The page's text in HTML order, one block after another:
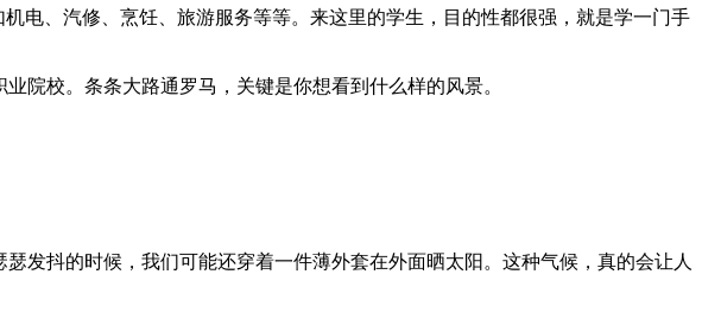
电、汽修、烹饪、旅游服务等等。来这里的学生，目的性都很强，就是学一门手
院校。条条大路通罗马，关键是你想看到什么样的风景。
发抖的时候，我们可能还穿着一件薄外套在外面晒太阳。这种气候，真的会让人